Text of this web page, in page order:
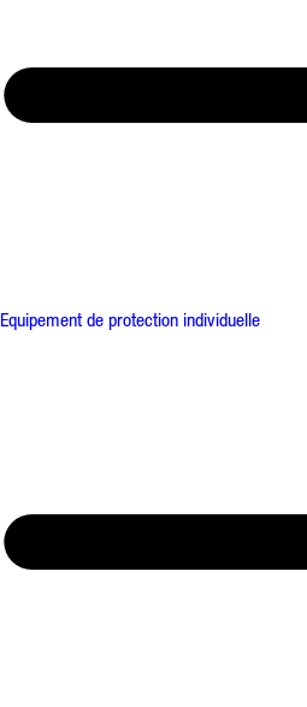
Equipement de protection individuelle